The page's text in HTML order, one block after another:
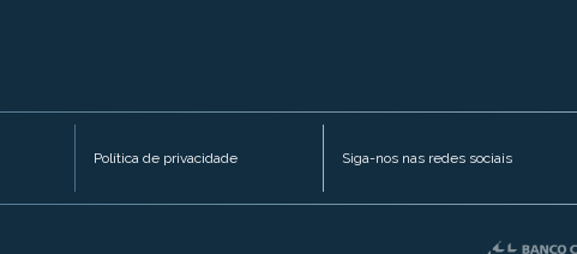
Política de privacidade Siga-nos nas redes sociais